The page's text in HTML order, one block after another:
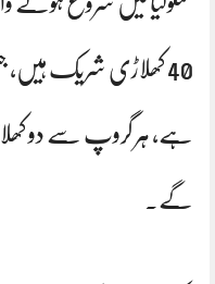
ہے، ہر گروپ سے دو
گے۔